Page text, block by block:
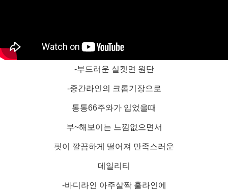
-부드러운 실켓면 원단
-중간라인의 크롭기장으로
통통66주와가 입었을때
부~해보이는 느낌없으면서
핏이 깔끔하게 떨어져 만족스러운
데일리티
-바디라인 아주살짝 훌라인에